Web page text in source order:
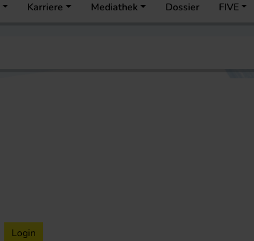
Karriere Mediathek Dossier FIVE
Login